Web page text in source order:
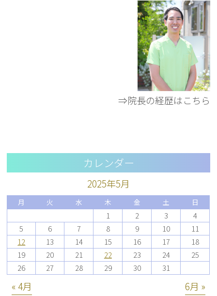
⇒院長の経歴はこちら
カレンダー
2025年5月
月 火 水 木 金 土 日
1 2 3
4
5
6 7 8 9 10
11
12
13 14 15 16 17
18
19
20 21 22 23 24
25
26
27 28 29 30 31
« 4月 6月 »